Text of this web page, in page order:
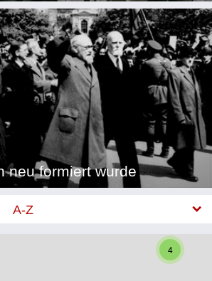
neu formiert wurde
A-Z
4